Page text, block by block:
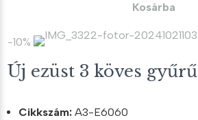
000 Ft.
000 Ft.
Kosárba
-10%
Új ezüst 3 köves gyűrű
Cikkszám: A3-E6060